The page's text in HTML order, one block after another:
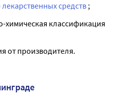
средств ;
химическая классификация
от производителя.